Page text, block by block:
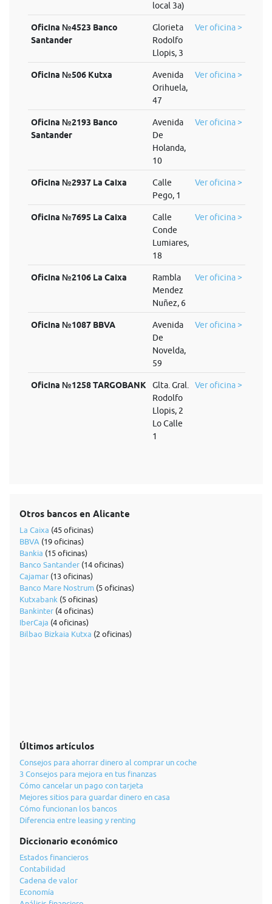
local 3a)
Oficina №4523 Banco
Santander
Glorieta
Rodolfo
Llopis, 3
Ver oficina >
Oficina №506 Kutxa
Avenida
Orihuela,
47
Ver oficina >
Oficina №2193 Banco
Santander
Avenida
De
Holanda,
10
Ver oficina >
Oficina №2937 La Caixa
Calle
Pego, 1
Ver oficina >
Oficina №7695 La Caixa
Calle
Conde
Lumiares,
18
Ver oficina >
Oficina №2106 La Caixa
Rambla
Mendez
Nuñez, 6
Ver oficina >
Oficina №1087 BBVA
Avenida
De
Novelda,
59
Ver oficina >
Oficina №1258 TARGOBANK
Glta. Gral.
Rodolfo
Llopis, 2
Lo Calle
1
Ver oficina >
Otros bancos en Alicante
La Caixa (45 oficinas)
BBVA (19 oficinas)
Bankia (15 oficinas)
Banco Santander (14 oficinas)
Cajamar (13 oficinas)
Banco Mare Nostrum (5 oficinas)
Kutxabank (5 oficinas)
Bankinter (4 oficinas)
IberCaja (4 oficinas)
Bilbao Bizkaia Kutxa (2 oficinas)
Últimos artículos
Consejos para ahorrar dinero al comprar un coche
3 Consejos para mejora en tus finanzas
Cómo cancelar un pago con tarjeta
Mejores sitios para guardar dinero en casa
Cómo funcionan los bancos
Diferencia entre leasing y renting
Diccionario económico
Estados financieros
Contabilidad
Cadena de valor
Economía